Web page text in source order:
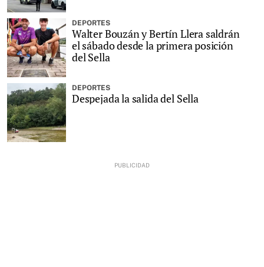
DEPORTES
Walter Bouzán y Bertín Llera saldrán
el sábado desde la primera posición
del Sella
DEPORTES
Despejada la salida del Sella